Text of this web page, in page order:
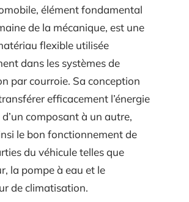
élément fondamental
de la mécanique, est une
flexible utilisée
dans les systèmes de
par courroie. Sa conception
efficacement l’énergie
composant à un autre,
le bon fonctionnement de
du véhicule telles que
la pompe à eau et le
de climatisation.